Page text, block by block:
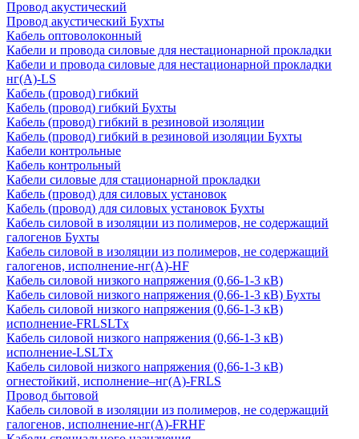
Провод акустический
Провод акустический Бухты
Кабель оптоволоконный
Кабели и провода силовые для нестационарной прокладки
Кабели и провода силовые для нестационарной прокладки
нг(А)-LS
Кабель (провод) гибкий
Кабель (провод) гибкий Бухты
Кабель (провод) гибкий в резиновой изоляции
Кабель (провод) гибкий в резиновой изоляции Бухты
Кабели контрольные
Кабель контрольный
Кабели силовые для стационарной прокладки
Кабель (провод) для силовых установок
Кабель (провод) для силовых установок Бухты
Кабель силовой в изоляции из полимеров, не содержащий
галогенов Бухты
Кабель силовой в изоляции из полимеров, не содержащий
галогенов, исполнение-нг(А)-HF
Кабель силовой низкого напряжения (0,66-1-3 кВ)
Кабель силовой низкого напряжения (0,66-1-3 кВ) Бухты
Кабель силовой низкого напряжения (0,66-1-3 кВ)
исполнение-FRLSLTx
Кабель силовой низкого напряжения (0,66-1-3 кВ)
исполнение-LSLTx
Кабель силовой низкого напряжения (0,66-1-3 кВ)
огнестойкий, исполнение–нг(А)-FRLS
Провод бытовой
Кабель силовой в изоляции из полимеров, не содержащий
галогенов, исполнение-нг(А)-FRHF